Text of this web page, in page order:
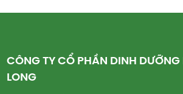
CÔNG TY CỔ PHẦN DINH DƯỠNG
LONG